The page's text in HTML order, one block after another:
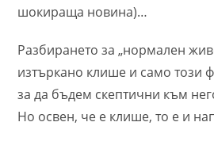
шокираща новина)…
Разбирането за „нормален
изтъркано клише и само този
за да бъдем скептични към
Но освен, че е клише, то е и